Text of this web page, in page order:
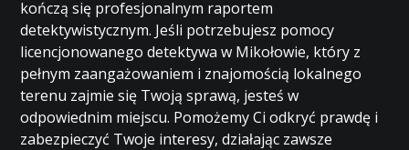
kończą się profesjonalnym raportem
detektywistycznym. Jeśli potrzebujesz pomocy
licencjonowanego detektywa w Mikołowie, który z
pełnym zaangażowaniem i znajomością lokalnego
terenu zajmie się Twoją sprawą, jesteś w
odpowiednim miejscu. Pomożemy Ci odkryć prawdę i
zabezpieczyć Twoje interesy, działając zawsze